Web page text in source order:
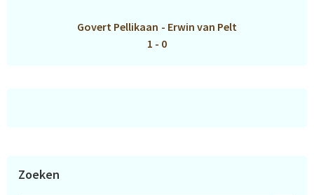
Govert Pellikaan - Erwin van Pelt
1 - 0
Zoeken